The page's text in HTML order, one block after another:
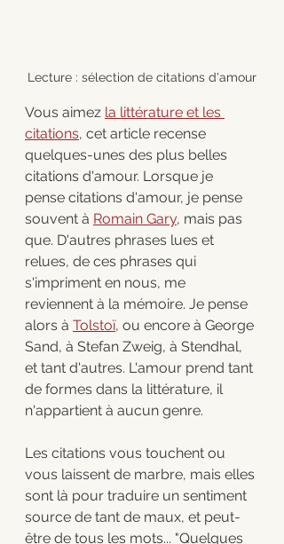
Lecture : sélection de citations d'amour
Vous aimez la littérature et les
citations, cet article recense
quelques-unes des plus belles
citations d'amour. Lorsque je
pense citations d'amour, je pense
souvent à Romain Gary, mais pas
que. D'autres phrases lues et
relues, de ces phrases qui
s'impriment en nous, me
reviennent à la mémoire. Je pense
alors à Tolstoï, ou encore à George
Sand, à Stefan Zweig, à Stendhal,
et tant d'autres. L'amour prend tant
de formes dans la littérature, il
n'appartient à aucun genre.
Les citations vous touchent ou
vous laissent de marbre, mais elles
sont là pour traduire un sentiment
source de tant de maux, et peut-
être de tous les mots... "Quelques